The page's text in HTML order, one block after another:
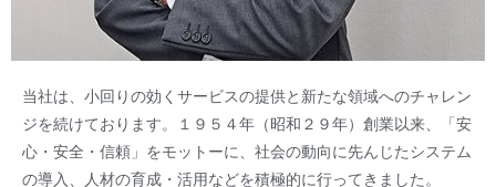
当社は、小回りの効くサービスの提供と新たな領域へのチャレン
ジを続けております。１９５４年（昭和２９年）創業以来、「安
心・安全・信頼」をモットーに、社会の動向に先んじたシステム
の導入、人材の育成・活用などを積極的に行ってきました。